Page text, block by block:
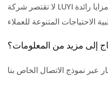
لا تقتصر شركة LUYI على تزويد العملاء بمنتجات وتقنيات وخدمات عالية الجودة ذات مزايا رائدة
إلى مزيد من المعلومات؟